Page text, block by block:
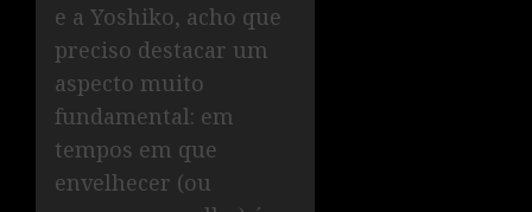
e a Yoshiko, acho que
preciso destacar um
aspecto muito
fundamental: em
tempos em que
envelhecer (ou